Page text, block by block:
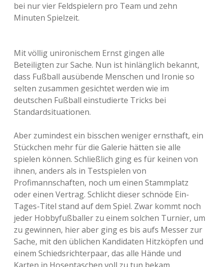
bei nur vier Feldspielern pro Team und zehn
Minuten Spielzeit.
Mit völlig unironischem Ernst gingen alle
Beteiligten zur Sache. Nun ist hinlänglich bekannt,
dass Fußball ausübende Menschen und Ironie so
selten zusammen gesichtet werden wie im
deutschen Fußball einstudierte Tricks bei
Standardsituationen.
Aber zumindest ein bisschen weniger ernsthaft, ein
Stückchen mehr für die Galerie hätten sie alle
spielen können. Schließlich ging es für keinen von
ihnen, anders als in Testspielen von
Profimannschaften, noch um einen Stammplatz
oder einen Vertrag. Schlicht dieser schnöde Ein-
Tages-Titel stand auf dem Spiel. Zwar kommt noch
jeder Hobbyfußballer zu einem solchen Turnier, um
zu gewinnen, hier aber ging es bis aufs Messer zur
Sache, mit den üblichen Kandidaten Hitzköpfen und
einem Schiedsrichterpaar, das alle Hände und